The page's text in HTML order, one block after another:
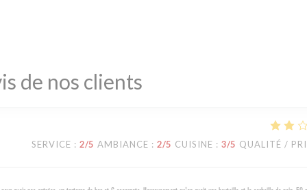
de nos clients
SERVICE : 2/5 AMBIANCE : 2/5 CUISINE : 3/5 QUALITÉ /